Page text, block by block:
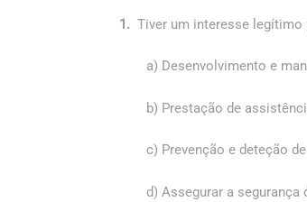
1. Tiver um interesse legítimo
a) Desenvolvimento e
b) Prestação de
c) Prevenção e deteção
d) Assegurar a segurança